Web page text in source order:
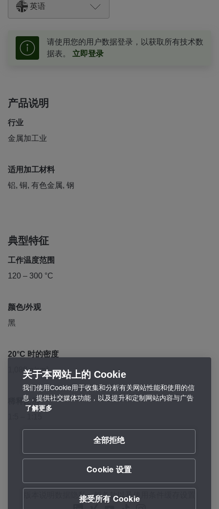
英语
请使用您的用户数据登录，以获取所有技术数
据表。 立即登录
产品说明
行业
金属加工业
适用加工材料
铝, 铜, 有色金属, 钢
典型特征
工作温度范围
120 – 300 °C
颜色/外观
黑
20°C 时的密度
1,080 g/cm³
稀释比例
数据隐私一般条款以及使用条件
关于本网站上的 Cookie
我们使用Cookie用于收集和分析有关网站性能和使用的信
息，提供社交媒体功能，以及提升和定制网站内容与广告
了解更多
全部拒绝
Cookie 设置
接受所有 Cookie